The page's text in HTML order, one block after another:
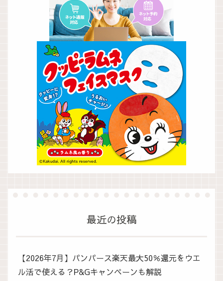
最近の投稿
【2026年7月】パンパース楽天最大50％還元をウエ
ル活で使える？P&Gキャンペーンも解説